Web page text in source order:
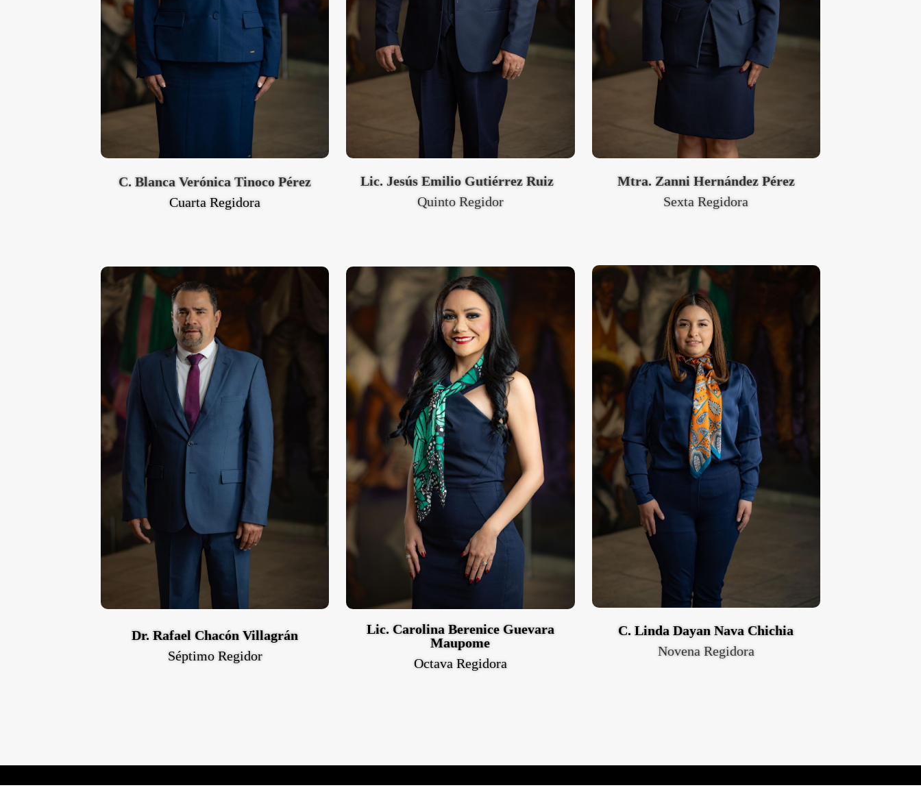
C. Blanca Verónica Tinoco Pérez
Cuarta Regidora
Lic. Jesús Emilio Gutiérrez Ruiz
Quinto Regidor
Mtra. Zanni Hernández Pérez
Sexta Regidora
Dr. Rafael Chacón Villagrán
Séptimo Regidor
Lic. Carolina Berenice Guevara
Maupome
Octava Regidora
C. Linda Dayan Nava Chichia
Novena Regidora